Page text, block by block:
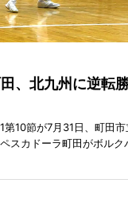
、北九州に逆転
第10節が7月31日、町田
スカドーラ町田がボル